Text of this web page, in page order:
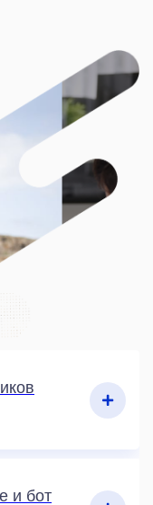
и бот